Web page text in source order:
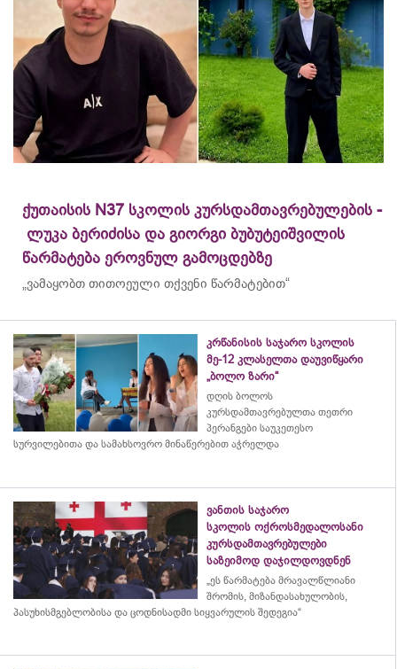
ქუთაისის N37 სკოლის კურსდამთავრებულების -
ლუკა ბერიძისა და გიორგი ბუბუტეიშვილის
წარმატება ეროვნულ გამოცდებზე
„ვამაყობთ თითოეული თქვენი წარმატებით“
კრწანისის საჯარო სკოლის
მე-12 კლასელთა დაუვიწყარი
„ბოლო ზარი“
დღის ბოლოს
კურსდამთავრებულთა თეთრი
პერანგები საუკეთესო
სურვილებითა და სამახსოვრო მინაწერებით აჭრელდა
ვანთის საჯარო
სკოლის ოქროსმედალოსანი
კურსდამთავრებულები
საზეიმოდ დაჯილდოვდნენ
„ეს წარმატება მრავალწლიანი
შრომის, მიზანდასახულობის,
პასუხისმგებლობისა და ცოდნისადმი სიყვარულის შედეგია“